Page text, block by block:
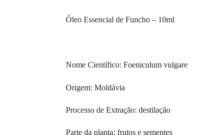
Óleo Essencial de Funcho – 10ml
Nome Científico: Foeniculum vulgare
Origem: Moldávia
Processo de Extração: destilação
Parte da planta: frutos e sementes